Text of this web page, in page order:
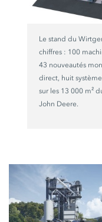
Le stand du
chiffres : 100
43 nouveautés
direct, huit
sur les 13 000 m²
John Deere